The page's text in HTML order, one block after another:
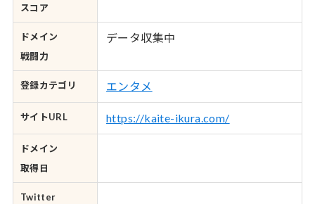
スコア
ドメイン
戦闘力
データ収集中
登録カテゴリ エンタメ
サイトURL https://kaite-ikura.com/
ドメイン
取得日
Twitter